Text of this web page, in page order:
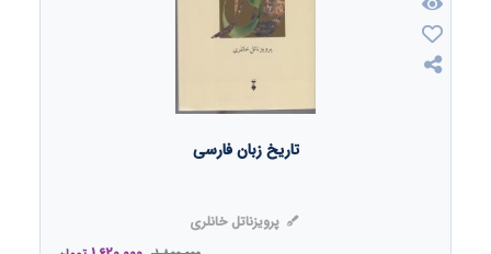
تاریخ زبان فارسی
پرویزناتل خانلری